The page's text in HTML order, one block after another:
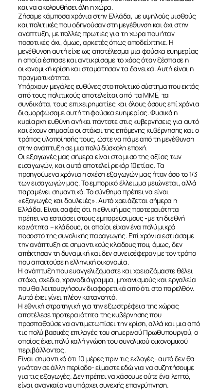
και να ακολουθήσει όλη η χώρα.
Ζήσαμε κάμποσα χρόνια στην Ελλάδα, με υψηλούς μισθούς
και πολιτικές που οδηγούσαν στη μεγέθυνση και όχι στην
ανάπτυξη, με πολλές πρωτιές για τη χώρα που ήταν
ποσοτικές όχι, όμως, αρκετές όπως αποδείχτηκε. Η
μεγέθυνση αυτή είχε ως αποτέλεσμα μια φούσκα ευημερίας
η οποία έσπασε και αντικρίσαμε το χάος όταν ξέσπασε η
οικονομική κρίση και σταμάτησαν τα δανεικά. Αυτή είναι η
πραγματικότητα.
Υπάρχουν μεγάλες ευθύνες στο πολιτικό σύστημα που εκτός
από τους πολιτικούς αποτελείται από τα ΜΜΕ, τα
συνδικάτα, τους επιχειρηματίες και όλους όσους επί χρόνια
διαμορφώσαμε αυτή τη φούσκα ευημερίας. Φυσικά η
κυρίαρχη ευθύνη ανήκει πάντοτε στις κυβερνήσεις για αυτό
και έχουν σημασία οι στόχοι της επόμενης κυβέρνησης και ο
τρόπος υλοποίησής τους, ώστε να πάμε από τη μεγέθυνση
στην ανάπτυξη σε μια πολύ δύσκολη εποχή.
Οι εξαγωγές μας σήμερα είναι στο μισό της αξίας των
εισαγωγών, και αυτό αποτελεί ρεκόρ 10ετίας. Τα
προηγούμενα χρόνια η σχέση εξαγωγών μας ήταν όσο το 1/3
των εισαγωγών μας. Το εμπορικό έλλειμμα μειώνεται, αλλά
παραμένει σημαντικό. Το σύνθημα πρέπει να είναι
«εξαγωγές και δουλειές». Αυτό χρειάζεται σήμερα η
Ελλάδα. Είναι σαφές ότι η εθνική μας προτεραιότητα
πρέπει να εστιάσει στους εμπορεύσιμους -με τη διεθνή
κοινότητα – κλάδους, οι οποίοι είχαν ένα πολύ μικρό
ποσοστό της συνολικής παραγωγής. Επί χρόνια εστιάσαμε
την ανάπτυξη σε σημαντικούς κλάδους που, όμως, δεν
απέκτησαν τη δυναμική και δεν συνεισέφεραν με τον τρόπο
που απαιτούσε η ελληνική οικονομία.
Η ανάπτυξη που ευαγγελιζόμαστε και χρειαζόμαστε θέλει
στόχο, σχέδιο, χρονοδιάγραμμα, μηχανισμούς και εργαλεία
που θα λειτουργήσουν διαφορετικά από ότι στο παρελθόν.
Αυτό έχει γίνει πλέον κατανοητό.
Η εθνική στρατηγική για την εξωστρέφεια της χώρας
αποτέλεσε προτεραιότητα της κυβέρνησης που
προσπαθούσε να αντιμετωπίσει την κρίση, αλλά και μια από
τις πολύ βασικές επιλογές του σημερινού Πρωθυπουργού, ο
οποίος έχει πολύ καλή γνώση του συνολικού οικονομικού
περιβάλλοντος.
Είναι σημαντικό ότι 10 μέρες πριν τις εκλογές- αυτό δεν θα
γινόταν σε άλλη περίοδο- είμαστε εδώ για να συζητήσουμε
για τις εξαγωγές. Δεν πρέπει να χάσουμε ούτε ένα λεπτό,
είναι αναγκαίο να υπάρχει συνεχής επαγρύπνηση.